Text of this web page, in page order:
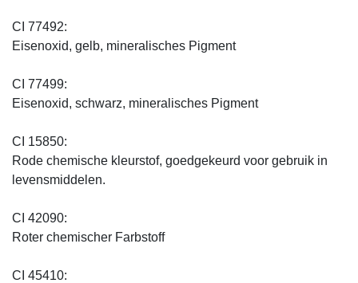
CI 77492:
Eisenoxid, gelb, mineralisches Pigment
CI 77499:
Eisenoxid, schwarz, mineralisches Pigment
CI 15850:
Rode chemische kleurstof, goedgekeurd voor gebruik in
levensmiddelen.
CI 42090:
Roter chemischer Farbstoff
CI 45410: